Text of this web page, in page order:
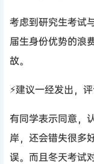
考虑到研究生考试
届生身份优势的浪
故。
⚡建议一经发出，
有同学表示同意，
岸，还会错失很多
误。而且冬天考试